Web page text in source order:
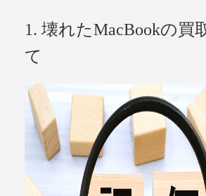
1. 壊れたMacBookの買
て